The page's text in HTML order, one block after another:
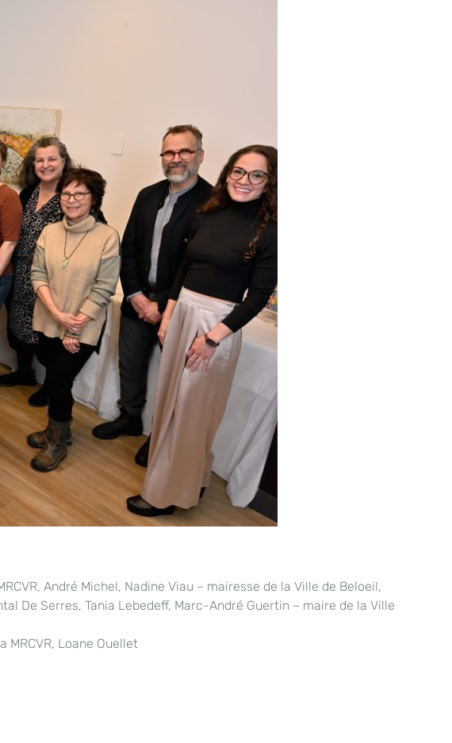
André Michel, Nadine Viau – mairesse de la Ville de Beloeil,
De Serres, Tania Lebedeff, Marc-André Guertin – maire de la Ville
Loane Ouellet